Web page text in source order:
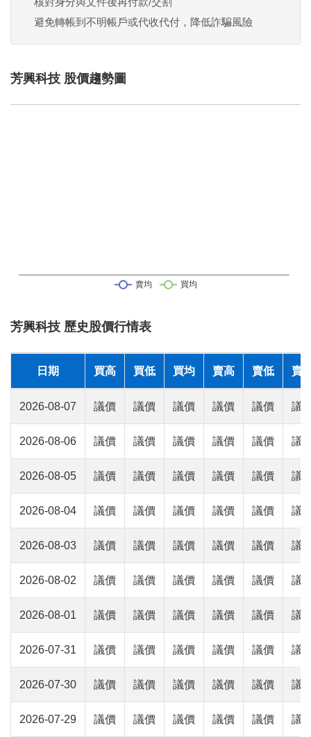
避免轉帳到不明帳戶或代收代付，降低詐騙風險
芳興科技 股價趨勢圖
芳興科技 歷史股價行情表
日期 買高 買低 買均 賣高 賣低 賣
2026-08-07 議價 議價 議價 議價 議價 議
2026-08-06 議價 議價 議價 議價 議價 議
2026-08-05 議價 議價 議價 議價 議價 議
2026-08-04 議價 議價 議價 議價 議價 議
2026-08-03 議價 議價 議價 議價 議價 議
2026-08-02 議價 議價 議價 議價 議價 議
2026-08-01 議價 議價 議價 議價 議價 議
2026-07-31 議價 議價 議價 議價 議價 議
2026-07-30 議價 議價 議價 議價 議價 議
2026-07-29 議價 議價 議價 議價 議價 議